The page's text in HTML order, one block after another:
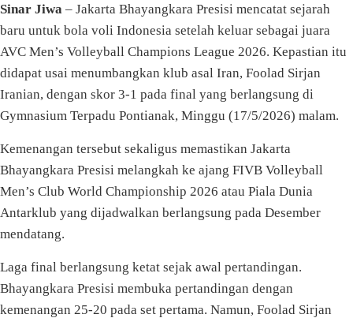
Sinar Jiwa – Jakarta Bhayangkara Presisi mencatat sejarah
baru untuk bola voli Indonesia setelah keluar sebagai juara
AVC Men’s Volleyball Champions League 2026. Kepastian itu
didapat usai menumbangkan klub asal Iran, Foolad Sirjan
Iranian, dengan skor 3-1 pada final yang berlangsung di
Gymnasium Terpadu Pontianak, Minggu (17/5/2026) malam.
Kemenangan tersebut sekaligus memastikan Jakarta
Bhayangkara Presisi melangkah ke ajang FIVB Volleyball
Men’s Club World Championship 2026 atau Piala Dunia
Antarklub yang dijadwalkan berlangsung pada Desember
mendatang.
Laga final berlangsung ketat sejak awal pertandingan.
Bhayangkara Presisi membuka pertandingan dengan
kemenangan 25-20 pada set pertama. Namun, Foolad Sirjan